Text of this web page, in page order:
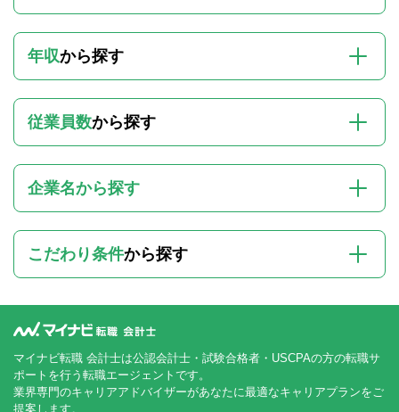
年収から探す
従業員数から探す
企業名から探す
こだわり条件から探す
マイナビ転職 会計士は公認会計士・試験合格者・USCPAの方の転職サ
ポートを行う転職エージェントです。
業界専門のキャリアアドバイザーがあなたに最適なキャリアプランをご
提案します。